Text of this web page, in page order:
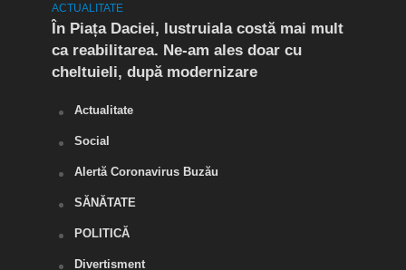
ACTUALITATE
În Piața Daciei, lustruiala costă mai mult
ca reabilitarea. Ne-am ales doar cu
cheltuieli, după modernizare
Actualitate
Social
Alertă Coronavirus Buzău
SĂNĂTATE
POLITICĂ
Divertisment